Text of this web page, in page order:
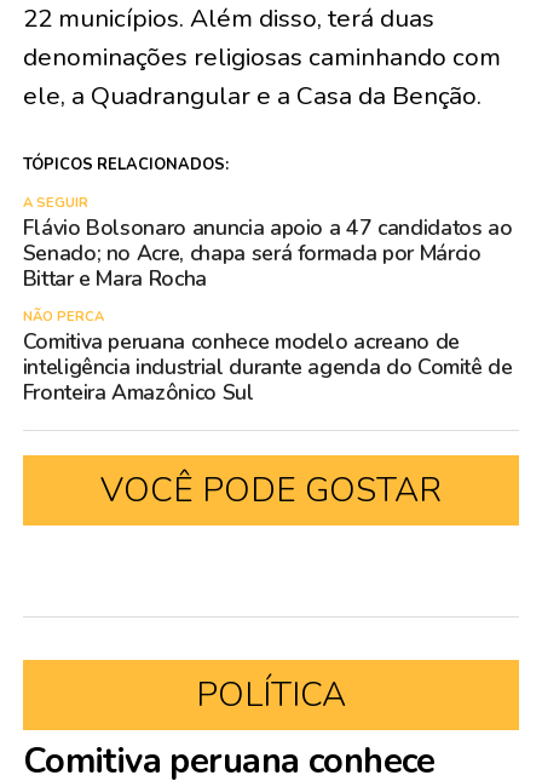
22 municípios. Além disso, terá duas
denominações religiosas caminhando com
ele, a Quadrangular e a Casa da Benção.
TÓPICOS RELACIONADOS:
A SEGUIR
Flávio Bolsonaro anuncia apoio a 47 candidatos ao
Senado; no Acre, chapa será formada por Márcio
Bittar e Mara Rocha
NÃO PERCA
Comitiva peruana conhece modelo acreano de
inteligência industrial durante agenda do Comitê de
Fronteira Amazônico Sul
VOCÊ PODE GOSTAR
POLÍTICA
Comitiva peruana conhece